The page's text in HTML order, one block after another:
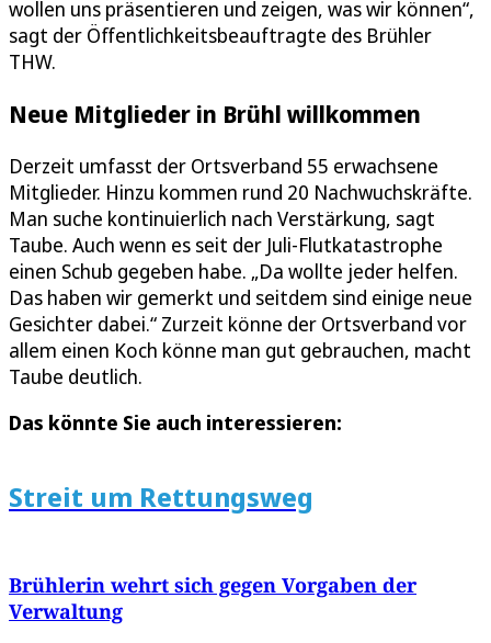
wollen uns präsentieren und zeigen, was wir können“,
sagt der Öffentlichkeitsbeauftragte des Brühler
THW.
Neue Mitglieder in Brühl willkommen
Derzeit umfasst der Ortsverband 55 erwachsene
Mitglieder. Hinzu kommen rund 20 Nachwuchskräfte.
Man suche kontinuierlich nach Verstärkung, sagt
Taube. Auch wenn es seit der Juli-Flutkatastrophe
einen Schub gegeben habe. „Da wollte jeder helfen.
Das haben wir gemerkt und seitdem sind einige neue
Gesichter dabei.“ Zurzeit könne der Ortsverband vor
allem einen Koch könne man gut gebrauchen, macht
Taube deutlich.
Das könnte Sie auch interessieren:
Streit um Rettungsweg
Brühlerin wehrt sich gegen Vorgaben der
Verwaltung